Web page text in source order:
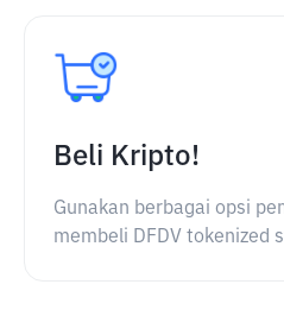
Beli Kripto!
Gunakan berbagai opsi
membeli DFDV tokenized